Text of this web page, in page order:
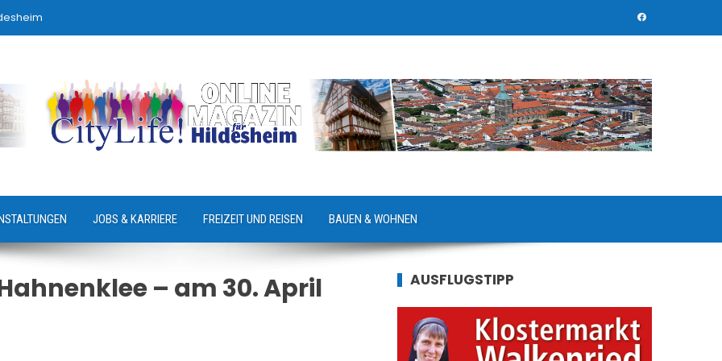
JOBS & KARRIERE FREIZEIT UND REISEN BAUEN & WOHNEN
– am 30. April
AUSFLUGSTIPP